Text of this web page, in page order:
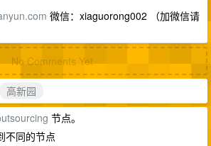
微信：xiaguorong002 （加微信请
No Comments Yet
高新园
节点。
不同的节点